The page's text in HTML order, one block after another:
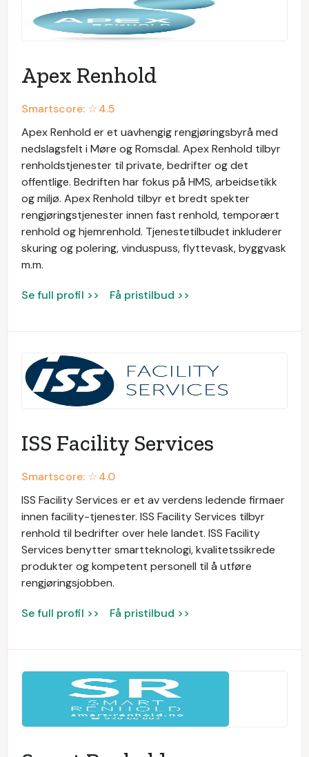
Apex Renhold
Smartscore: ☆4.5
Apex Renhold er et uavhengig rengjøringsbyrå med
nedslagsfelt i Møre og Romsdal. Apex Renhold tilbyr
renholdstjenester til private, bedrifter og det
offentlige. Bedriften har fokus på HMS, arbeidsetikk
og miljø. Apex Renhold tilbyr et bredt spekter
rengjøringstjenester innen fast renhold, temporært
renhold og hjemrenhold. Tjenestetilbudet inkluderer
skuring og polering, vinduspuss, flyttevask, byggvask
m.m.
Se full profil >> Få pristilbud >>
ISS Facility Services
Smartscore: ☆4.0
ISS Facility Services er et av verdens ledende firmaer
innen facility-tjenester. ISS Facility Services tilbyr
renhold til bedrifter over hele landet. ISS Facility
Services benytter smartteknologi, kvalitetssikrede
produkter og kompetent personell til å utføre
rengjøringsjobben.
Se full profil >> Få pristilbud >>